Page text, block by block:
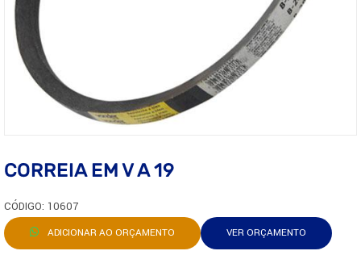
CORREIA EM V A 19
CÓDIGO: 10607
ADICIONAR AO ORÇAMENTO VER ORÇAMENTO